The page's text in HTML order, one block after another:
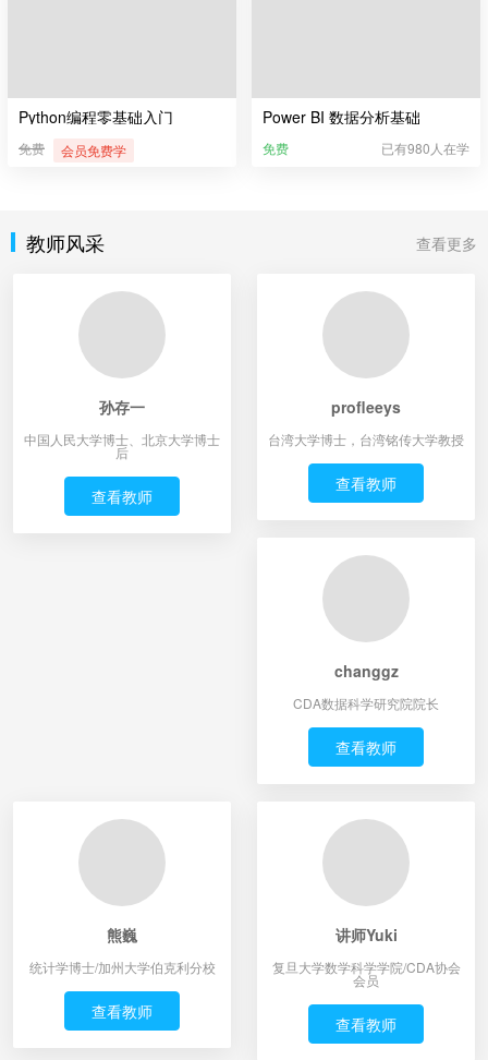
Python编程零基础入门
免费 会员免费学
Power BI 数据分析基础
免费 已有980人在学
教师风采 查看更多
孙存一
中国人民大学博士、北京大学博士
后
查看教师
profleeys
台湾大学博士，台湾铭传大学教授
查看教师
changgz
CDA数据科学研究院院长
查看教师
熊巍
统计学博士/加州大学伯克利分校
查看教师
讲师Yuki
复旦大学数学科学学院/CDA协会
会员
查看教师